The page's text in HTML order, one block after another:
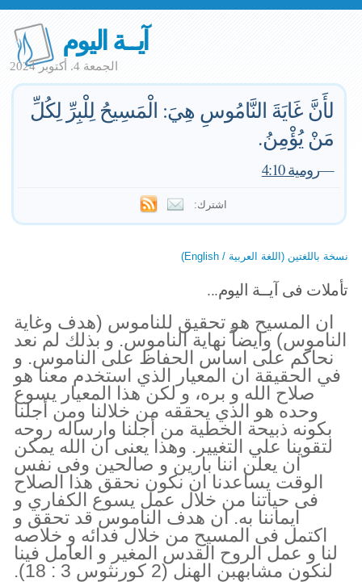
آيــة اليوم
الجمعة 4. أكتوبر 2024
لأَنَّ غَايَةَ النَّامُوسِ هِيَ: الْمَسِيحُ لِلْبِرِّ لِكُلِّ
مَنْ يُؤْمِنُ.
—رومية 4:10
اشترك:
نسخة باللغتين (اللغة العربية / English)
تأملات فى آيــة اليوم...
ان المسيح هو تحقيق للناموس (هدف وغاية
الناموس) وايضاً نهاية الناموس. و بذلك لم نعد
نحاكم على اساس الحفاظ على الناموس. و
في الحقيقة ان المعيار الذي استخدم معنا هو
صلاح الله و بره، و لكن هذا المعيار يسوع
وحده هو الذي يحققه من خلالنا ومن أجلنا
بكونه ذبيحة الخطية من أجلنا وارساله روحه
لتقوينا علي التغيير. وهذا يعنى ان الله يمكن
ان يعلن اننا بارين و صالحين وفى نفس
الوقت يساعدنا ان نكون نحقق هذا الصلاح
فى حياتنا من خلال عمل يسوع الكفاري و
ايماننا به. ان هدف الناموس قد تحقق و
اكتمل فى المسيح من خلال فدائه و خلاصه
لنا و عمل الروح القدس المغير و العامل فينا
لنكون مشابهبن الهنل (2 كورنثوس 3 : 18).